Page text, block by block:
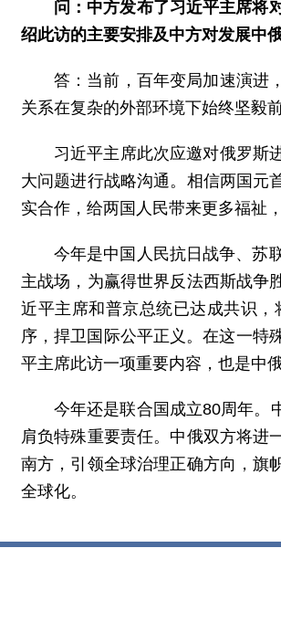
问：中方发布了习近平主席将
绍此访的主要安排及中方对发展中
答：当前，百年变局加速演进
关系在复杂的外部环境下始终坚毅
习近平主席此次应邀对俄罗斯
大问题进行战略沟通。相信两国元
实合作，给两国人民带来更多福祉
今年是中国人民抗日战争、苏
主战场，为赢得世界反法西斯战争
近平主席和普京总统已达成共识
序，捍卫国际公平正义。在这一特
平主席此访一项重要内容，也是中
今年还是联合国成立80周年。
肩负特殊重要责任。中俄双方将进
南方，引领全球治理正确方向，旗
全球化。